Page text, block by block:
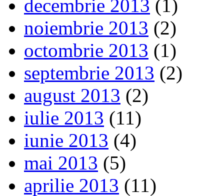
decembrie 2013 (1)
noiembrie 2013 (2)
octombrie 2013 (1)
septembrie 2013 (2)
august 2013 (2)
iulie 2013 (11)
iunie 2013 (4)
mai 2013 (5)
aprilie 2013 (11)